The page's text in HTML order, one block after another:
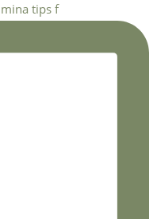
tips f